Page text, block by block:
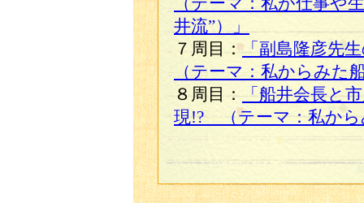
井流”）」
７周目： 「副島隆彦先
（テーマ：私からみた
８周目：
「船井会長と
現!? （テーマ：私から